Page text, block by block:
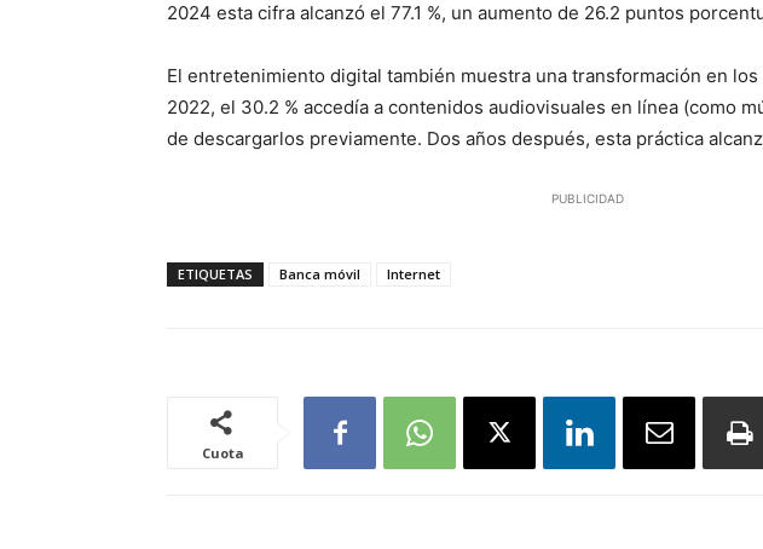
2024 esta cifra alcanzó el 77.1 %, un aumento de 26.2 puntos
El entretenimiento digital también muestra una transformación en los
2022, el 30.2 % accedía a contenidos audiovisuales en línea (como
de descargarlos previamente. Dos años después, esta práctica
PUBLICIDAD
ETIQUETAS Banca móvil Internet
Cuota